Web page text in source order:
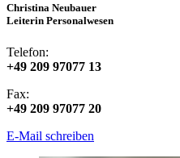
Christina Neubauer
Leiterin Personalwesen
Telefon:
+49 209 97077 13
Fax:
+49 209 97077 20
E-Mail schreiben